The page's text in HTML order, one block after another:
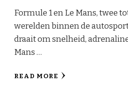
Formule 1 en Le Mans, twee
werelden binnen de
draait om snelheid,
Mans …
READ MORE